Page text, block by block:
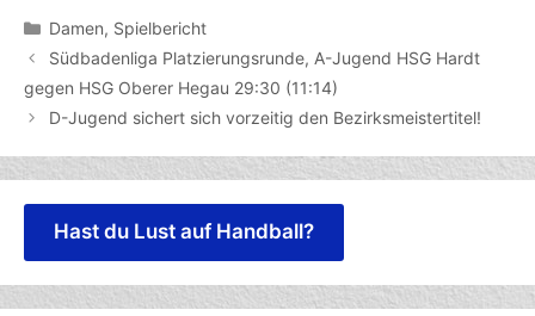
Kategorien
Damen, Spielbericht
Südbadenliga Platzierungsrunde, A-Jugend HSG Hardt
gegen HSG Oberer Hegau 29:30 (11:14)
D-Jugend sichert sich vorzeitig den Bezirksmeistertitel!
Hast du Lust auf Handball?